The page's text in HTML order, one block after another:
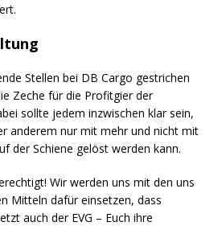
Stellen bei DB Cargo gestrichen
Zeche für die Profitgier der
sollte jedem inzwischen klar sein,
anderem nur mit mehr und nicht mit
der Schiene gelöst werden kann.
Wir werden uns mit den uns
Mitteln dafür einsetzen, dass
auch der EVG – Euch ihre